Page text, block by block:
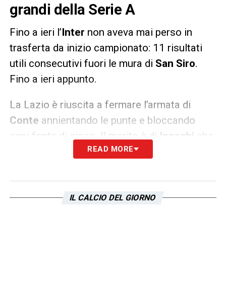
grandi della Serie A
Fino a ieri l’Inter non aveva mai perso in
trasferta da inizio campionato: 11 risultati
utili consecutivi fuori le mura di San Siro.
Fino a ieri appunto.
La Lazio è riuscita a fermare l’armata di
Conte annientando le punte e bloccando
ogni fonte di gioco. Il merito è di Inzaghi che
è riuscito a preparare la partita in maniera
righe delSergenteMilinkovic. I
biancocelesti, disintegrando un altro record
READ MORE
IL CALCIO DEL GIORNO